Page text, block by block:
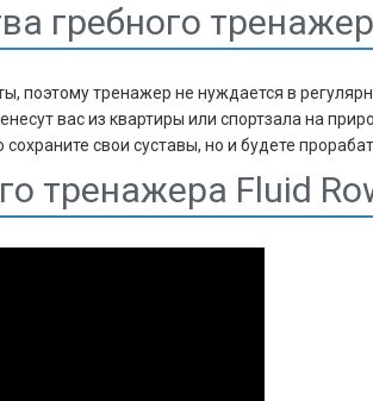
гребного
поэтому тренажер не нуждается в
вас из квартиры или спортзала на
свои суставы, но и будете
тренажера Fluid